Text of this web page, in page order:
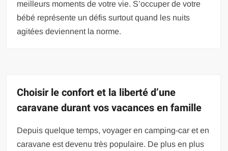
meilleurs moments de votre vie. S’occuper de votre
bébé représente un défis surtout quand les nuits
agitées deviennent la norme.
Choisir le confort et la liberté d’une
caravane durant vos vacances en famille
Depuis quelque temps, voyager en camping-car et en
caravane est devenu très populaire. De plus en plus